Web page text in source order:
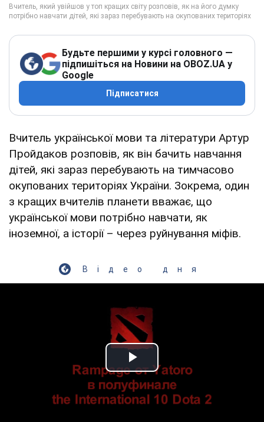
Будьте першими у курсі головного —
підпишіться на Новини на OBOZ.UA у
Google
Підписатися
Вчитель української мови та літератури Артур
Пройдаков розповів, як він бачить навчання
дітей, які зараз перебувають на тимчасово
окупованих територіях України. Зокрема, один
з кращих вчителів планети вважає, що
української мови потрібно навчати, як
іноземної, а історії – через руйнування міфів.
Відео дня
Play Video